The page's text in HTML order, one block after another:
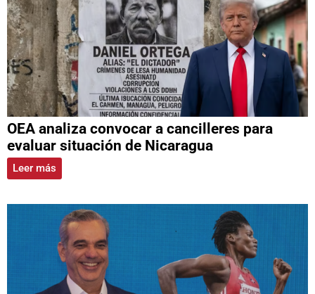
OEA analiza convocar a cancilleres para
evaluar situación de Nicaragua
Leer más